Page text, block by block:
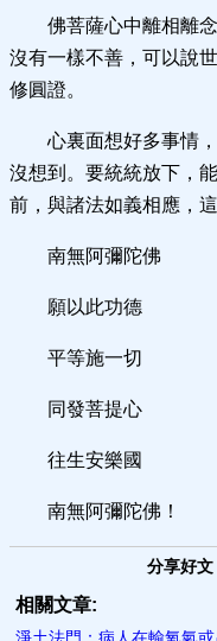
佛菩薩心中離相離
沒有一樣不善，可以說
修圓證。
心裏面想好多事情
沒想到。要統統放下，
前，與諸法如義相應，
南無阿彌陀佛
願以此功德
平等施一切
同發菩提心
往生安樂國
南無阿彌陀佛！
分享好
相關文章: